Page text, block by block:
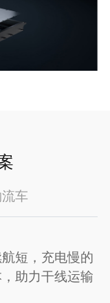
短，充电慢的
助力干线运输
车